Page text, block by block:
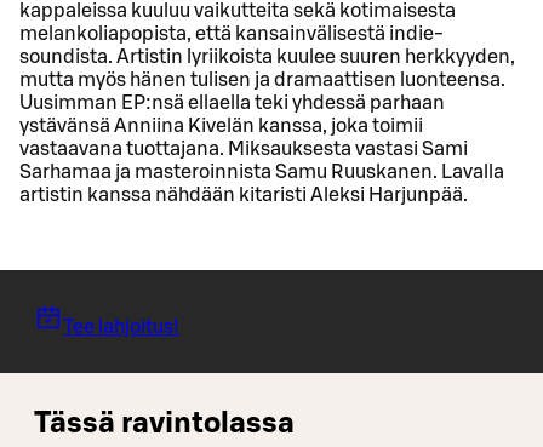
kappaleissa kuuluu vaikutteita sekä kotimaisesta
melankoliapopista, että kansainvälisestä indie-
soundista. Artistin lyriikoista kuulee suuren herkkyyden,
mutta myös hänen tulisen ja dramaattisen luonteensa.
Uusimman EP:nsä ellaella teki yhdessä parhaan
ystävänsä Anniina Kivelän kanssa, joka toimii
vastaavana tuottajana. Miksauksesta vastasi Sami
Sarhamaa ja masteroinnista Samu Ruuskanen. Lavalla
artistin kanssa nähdään kitaristi Aleksi Harjunpää.
Tee lahjoitus!
Tässä ravintolassa